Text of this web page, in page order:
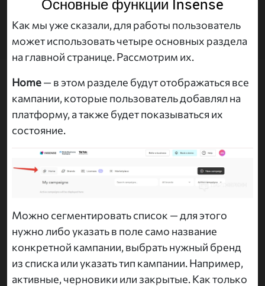
Основные функции Insense
Как мы уже сказали, для работы пользователь
может использовать четыре основных раздела
на главной странице. Рассмотрим их.
Home— в этом разделе будут отображаться все
кампании, которые пользователь добавлял на
платформу, а также будет показываться их
состояние.
Можно сегментировать список — для этого
нужно либо указать в поле само название
конкретной кампании, выбрать нужный бренд
из списка или указать тип кампании. Например,
активные, черновики или закрытые. Как только